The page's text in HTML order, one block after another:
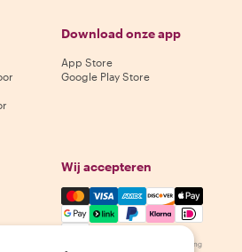
Download onze app
App Store
Google Play Store
Wij accepteren
Mastercard, Visa, Amex,
Beschikbaarheid varieert per bestemming